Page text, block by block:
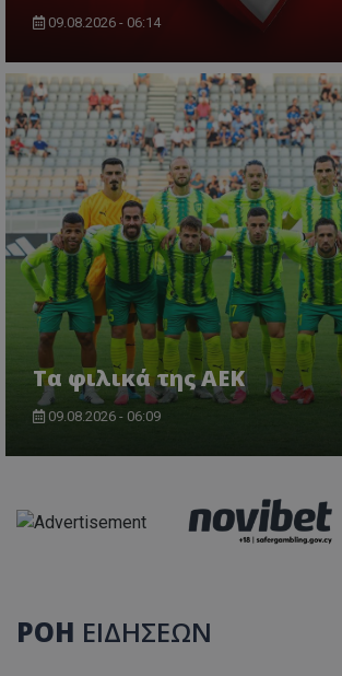
09.08.2026 - 06:14
Τα φιλικά της ΑΕΚ
09.08.2026 - 06:09
ΡΟΗ ΕΙΔΗΣΕΩΝ